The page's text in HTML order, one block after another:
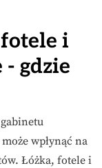
i
- gdzie
wpłynąć na
Łóżka, fotele i